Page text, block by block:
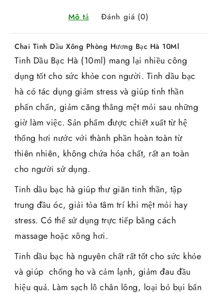
Mô tả Đánh giá (0)
Chai Tinh Dầu Xông Phòng Hương Bạc Hà 10Ml
Tinh Dầu Bạc Hà (10ml) mang lại nhiều công
dụng tốt cho sức khỏe con người. Tinh dầu bạc
hà có tác dụng giảm stress và giúp tinh thần
phấn chấn, giảm căng thẳng mệt mỏi sau những
giờ làm việc. Sản phẩm được chiết xuất từ hệ
thống hơi nước với thành phần hoàn toàn từ
thiên nhiên, không chứa hóa chất, rất an toàn
cho người sử dụng.
Tinh dầu bạc hà giúp thư giãn tinh thần, tập
trung đầu óc, giải tỏa tâm trí khi mệt mỏi hay
stress. Có thể sử dụng trực tiếp bằng cách
massage hoặc xông hơi.
Tinh dầu bạc hà nguyên chất rất tốt cho sức khỏe
và giúp chống ho và cảm lạnh, giảm đau đầu
hiệu quả. Làm sạch lỗ chân lông, loại bỏ bụi bẩn